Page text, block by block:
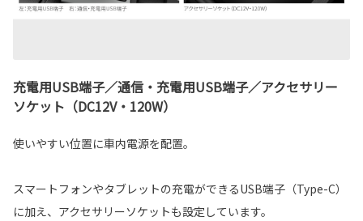
充電用USB端子／通信・充電用USB端子／アクセサリー
ソケット（DC12V・120W）
使いやすい位置に車内電源を配置。
スマートフォンやタブレットの充電ができるUSB端子（Type-C）
に加え、アクセサリーソケットも設定しています。